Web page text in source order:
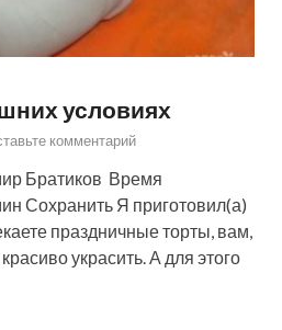
условиях
комментарий
Братиков Время
Сохранить Я приготовил(а)
праздничные торты, вам,
украсить. А для этого